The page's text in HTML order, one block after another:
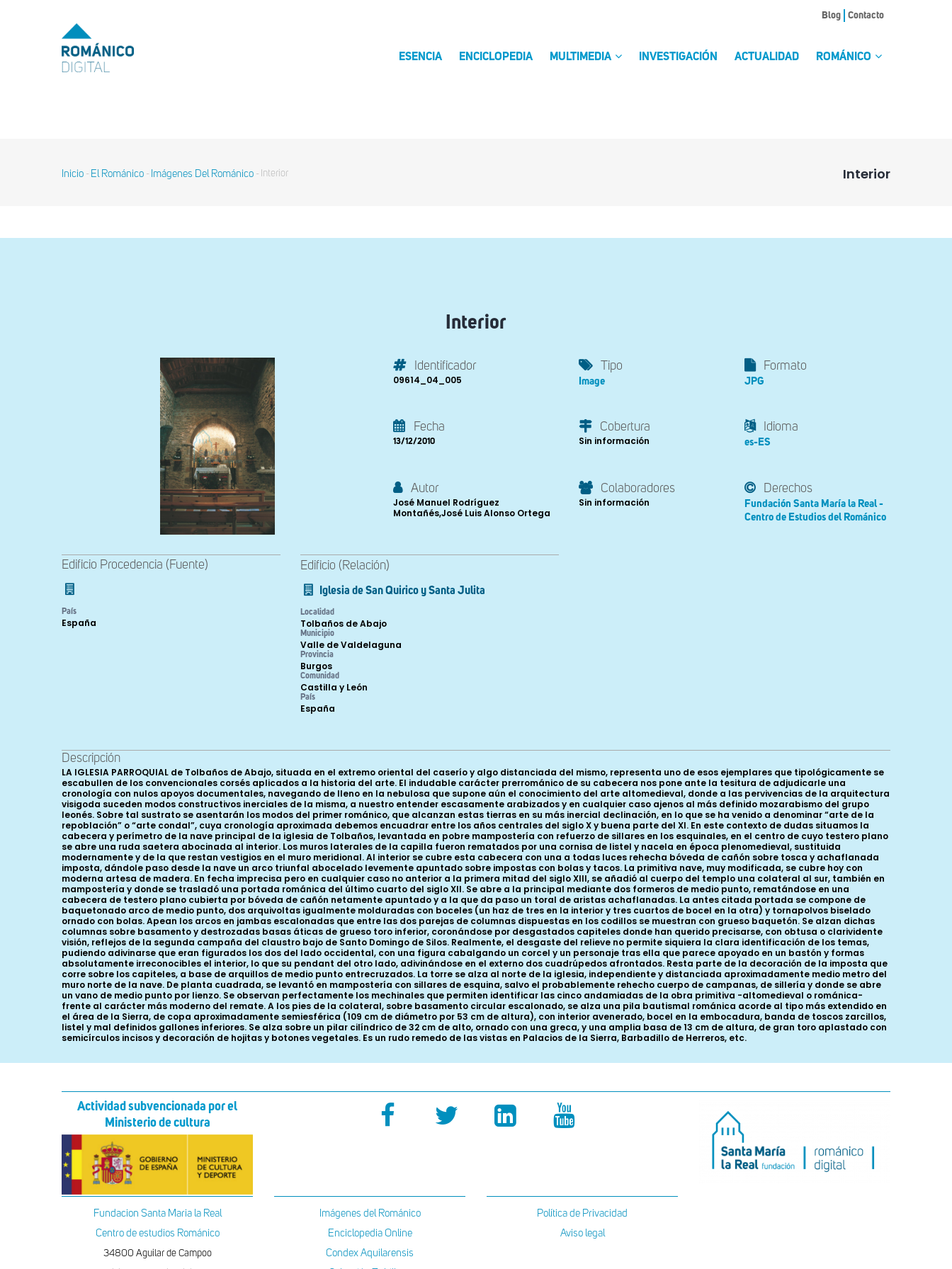
MENU
TOP
Blog Contacto
ESENCIA ENCICLOPEDIA MULTIMEDIA INVESTIGACIÓN ACTUALIDAD ROMÁNICO
Interior
Sobrescribir
Inicio - El Románico - Imágenes Del Románico - Interior
Interior
Identificador
09614_04_005
Tipo
Image
Formato
JPG
Fecha
13/12/2010
Cobertura
Sin información
Idioma
es-ES
Autor
José Manuel Rodríguez
Montañés,José Luis Alonso Ortega
Colaboradores
Sin información
Derechos
Fundación Santa María la Real -
Centro de Estudios del Románico
Edificio Procedencia (Fuente)
País
España
Edificio (Relación)
Iglesia de San Quirico y Santa Julita
Localidad
Tolbaños de Abajo
Municipio
Valle de Valdelaguna
Provincia
Burgos
Comunidad
Castilla y León
País
España
Descripción
LA IGLESIA PARROQUIAL de Tolbaños de Abajo, situada en el extremo oriental del caserío y algo distanciada del mismo, representa uno de esos ejemplares que tipológicamente se
escabullen de los convencionales corsés aplicados a la historia del arte. El indudable carácter prerrománico de su cabecera nos pone ante la tesitura de adjudicarle una
cronología con nulos apoyos documentales, navegando de lleno en la nebulosa que supone aún el conocimiento del arte altomedieval, donde a las pervivencias de la arquitectura
visigoda suceden modos constructivos inerciales de la misma, a nuestro entender escasamente arabizados y en cualquier caso ajenos al más definido mozarabismo del grupo
leonés. Sobre tal sustrato se asentarán los modos del primer románico, que alcanzan estas tierras en su más inercial declinación, en lo que se ha venido a denominar “arte de la
repoblación” o “arte condal”, cuya cronología aproximada debemos encuadrar entre los años centrales del siglo X y buena parte del XI. En este contexto de dudas situamos la
cabecera y perímetro de la nave principal de la iglesia de Tolbaños, levantada en pobre mampostería con refuerzo de sillares en los esquinales, en el centro de cuyo testero plano
se abre una ruda saetera abocinada al interior. Los muros laterales de la capilla fueron rematados por una cornisa de listel y nacela en época plenomedieval, sustituida
modernamente y de la que restan vestigios en el muro meridional. Al interior se cubre esta cabecera con una a todas luces rehecha bóveda de cañón sobre tosca y achaflanada
imposta, dándole paso desde la nave un arco triunfal abocelado levemente apuntado sobre impostas con bolas y tacos. La primitiva nave, muy modificada, se cubre hoy con
moderna artesa de madera. En fecha imprecisa pero en cualquier caso no anterior a la primera mitad del siglo XIII, se añadió al cuerpo del templo una colateral al sur, también en
mampostería y donde se trasladó una portada románica del último cuarto del siglo XII. Se abre a la principal mediante dos formeros de medio punto, rematándose en una
cabecera de testero plano cubierta por bóveda de cañón netamente apuntado y a la que da paso un toral de aristas achaflanadas. La antes citada portada se compone de
baquetonado arco de medio punto, dos arquivoltas igualmente molduradas con boceles (un haz de tres en la interior y tres cuartos de bocel en la otra) y tornapolvos biselado
ornado con bolas. Apean los arcos en jambas escalonadas que entre las dos parejas de columnas dispuestas en los codillos se muestran con grueso baquetón. Se alzan dichas
columnas sobre basamento y destrozadas basas áticas de grueso toro inferior, coronándose por desgastados capiteles donde han querido precisarse, con obtusa o clarividente
visión, reflejos de la segunda campaña del claustro bajo de Santo Domingo de Silos. Realmente, el desgaste del relieve no permite siquiera la clara identificación de los temas,
pudiendo adivinarse que eran figurados los dos del lado occidental, con una figura cabalgando un corcel y un personaje tras ella que parece apoyado en un bastón y formas
absolutamente irreconocibles el interior, lo que su pendant del otro lado, adivinándose en el externo dos cuadrúpedos afrontados. Resta parte de la decoración de la imposta que
corre sobre los capiteles, a base de arquillos de medio punto entrecruzados. La torre se alza al norte de la iglesia, independiente y distanciada aproximadamente medio metro del
muro norte de la nave. De planta cuadrada, se levantó en mampostería con sillares de esquina, salvo el probablemente rehecho cuerpo de campanas, de sillería y donde se abre
un vano de medio punto por lienzo. Se observan perfectamente los mechinales que permiten identificar las cinco andamiadas de la obra primitiva -altomedieval o románica-
frente al carácter más moderno del remate. A los pies de la colateral, sobre basamento circular escalonado, se alza una pila bautismal románica acorde al tipo más extendido en
el área de la Sierra, de copa aproximadamente semiesférica (109 cm de diámetro por 53 cm de altura), con interior avenerado, bocel en la embocadura, banda de toscos zarcillos,
listel y mal definidos gallones inferiores. Se alza sobre un pilar cilíndrico de 32 cm de alto, ornado con una greca, y una amplia basa de 13 cm de altura, de gran toro aplastado con
semicírculos incisos y decoración de hojitas y botones vegetales. Es un rudo remedo de las vistas en Palacios de la Sierra, Barbadillo de Herreros, etc.
Actividad subvencionada por el
Ministerio de cultura
Fundacion Santa Maria la Real
Centro de estudios Románico
34800 Aguilar de Campoo
Imágenes del Románico
Enciclopedia Online
Condex Aquilarensis
Política de Privacidad
Aviso legal